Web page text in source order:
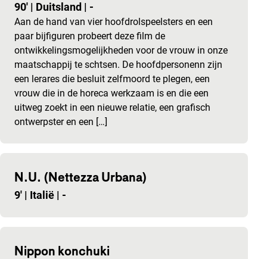
90' | Duitsland | -
Aan de hand van vier hoofdrolspeelsters en een
paar bijfiguren probeert deze film de
ontwikkelingsmogelijkheden voor de vrouw in onze
maatschappij te schtsen. De hoofdpersonenn zijn
een lerares die besluit zelfmoord te plegen, een
vrouw die in de horeca werkzaam is en die een
uitweg zoekt in een nieuwe relatie, een grafisch
ontwerpster en een […]
N.U. (Nettezza Urbana)
9' | Italië | -
Nippon konchuki